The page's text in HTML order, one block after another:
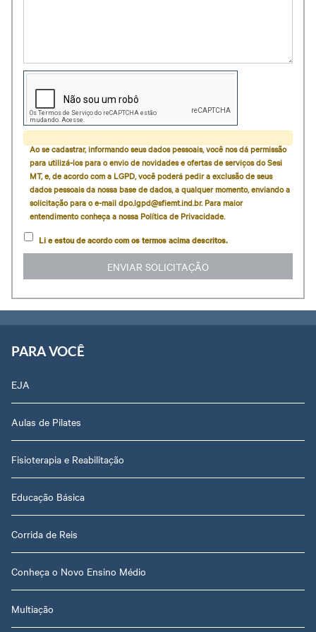
Ao se cadastrar, informando seus dados pessoais, você nos dá permissão
para utilizá-los para o envio de novidades e ofertas de serviços do Sesi
MT, e, de acordo com a LGPD, você poderá pedir a exclusão de seus
dados pessoais da nossa base de dados, a qualquer momento, enviando a
solicitação para o e-mail dpo.lgpd@sfiemt.ind.br. Para maior
entendimento conheça a nossa Política de Privacidade.
Li e estou de acordo com os termos acima descritos.
PARA VOCÊ
EJA
Aulas de Pilates
Fisioterapia e Reabilitação
Educação Básica
Corrida de Reis
Conheça o Novo Ensino Médio
Multiação